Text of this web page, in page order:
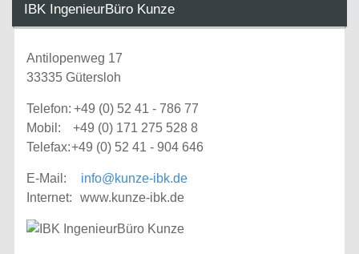
IBK IngenieurBüro Kunze
Antilopenweg 17
33335 Gütersloh
Telefon: +49 (0) 52 41 - 786 77
Mobil:
+49 (0) 171 275 528 8
Telefax:+49 (0) 52 41 - 904 646
E-Mail:
info@kunze-ibk.de
Internet:
www.kunze-ibk.de